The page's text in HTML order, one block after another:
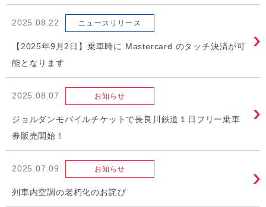
2025.08.22 ニュースリリース
【2025年9月2日】乗車時に Mastercard のタッチ決済が可
能となります
2025.08.07 お知らせ
ジョルダンモバイルチケットで長良川鉄道１日フリー乗車
券販売開始！
2025.07.09 お知らせ
列車内空調の老朽化のお詫び